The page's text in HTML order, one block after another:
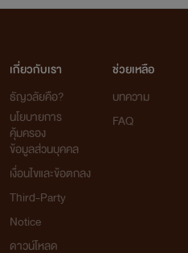
เกี่ยวกับเรา
ธัญวลัยคือ?
นโยบายการ
คุ้มครอง
ข้อมูลส่วนบุคคล
เงื่อนไขและข้อตกลง
Third-Party
Notice
ดาวน์โหลด
ช่วยเหลือ
บทความ
FAQ